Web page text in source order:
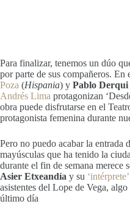
Para finalizar, tenemos un dúo
por parte de sus compañeros. En
Poza (Hispania) y Pablo Derqui
Andrés Lima protagonizan
obra puede disfrutarse en el
protagonista femenina durante
Pero no puedo acabar la entrada
mayúsculas que ha tenido la
durante el fin de semana merece
Asier Etxeandía y su ‘intérprete’
asistentes del Lope de Vega,
último día